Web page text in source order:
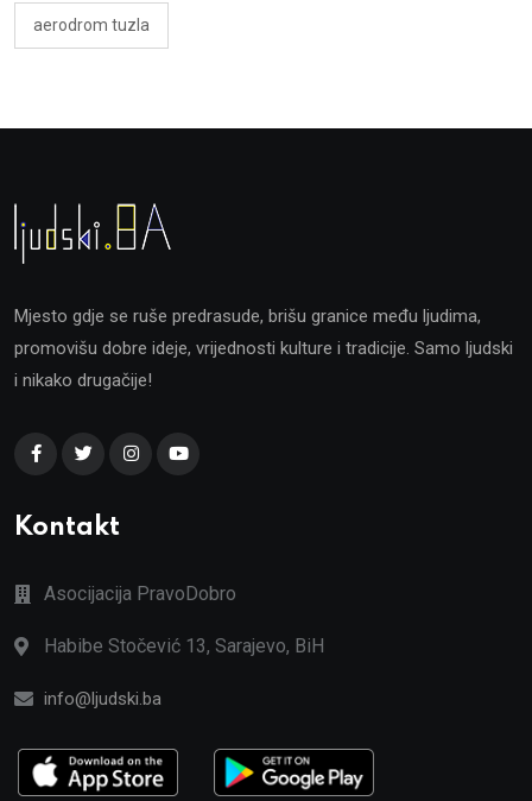
aerodrom tuzla
Mjesto gdje se ruše predrasude, brišu granice među ljudima,
promovišu dobre ideje, vrijednosti kulture i tradicije. Samo ljudski
i nikako drugačije!
Kontakt
Asocijacija PravoDobro
Habibe Stočević 13, Sarajevo, BiH
info@ljudski.ba